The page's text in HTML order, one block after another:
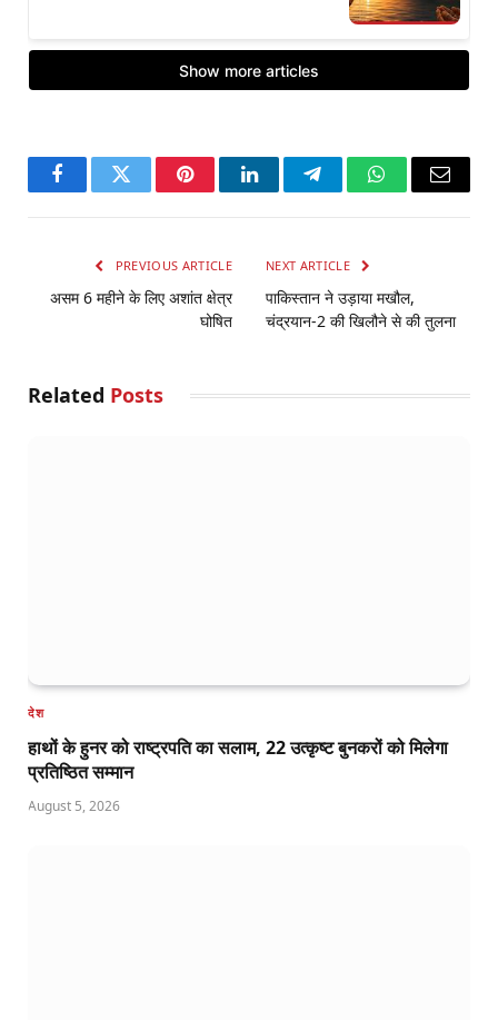
FacebookTwitter PinterestLinkedInTelegramWhatsApp
Email
PREVIOUS ARTICLE
असम 6 महीने के लिए अशांत क्षेत्र
घोषित
NEXT ARTICLE
पाकिस्तान ने उड़ाया मखौल,
चंद्रयान-2 की खिलौने से की तुलना
Related Posts
देश
हाथों के हुनर को राष्ट्रपति का सलाम, 22 उत्कृष्ट बुनकरों को मिलेगा
प्रतिष्ठित सम्मान
August 5, 2026